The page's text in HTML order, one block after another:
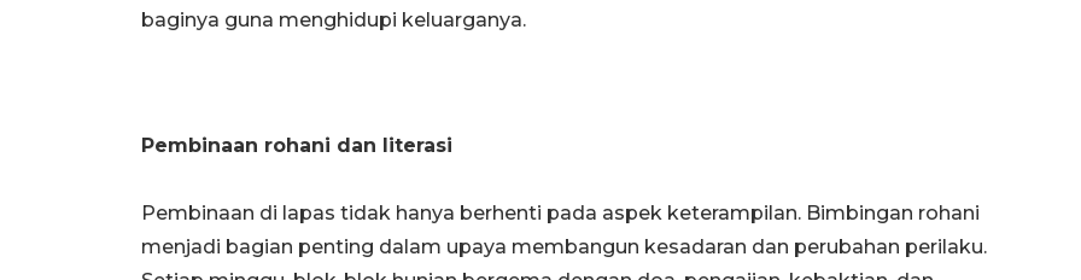
baginya guna menghidupi keluarganya.
Pembinaan rohani dan literasi
Pembinaan di lapas tidak hanya berhenti pada aspek keterampilan. Bimbingan rohani
menjadi bagian penting dalam upaya membangun kesadaran dan perubahan perilaku.